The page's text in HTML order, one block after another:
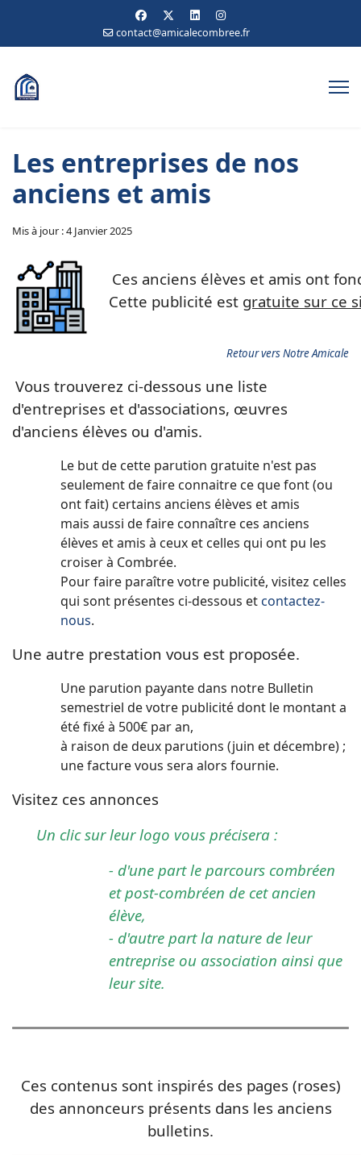
contact@amicalecombree.fr
Les entreprises de nos
anciens et amis
Mis à jour : 4 Janvier 2025
Ces anciens élèves et amis ont
Cette publicité est gratuite sur ce
Retour vers Notre Amicale​
Vous trouverez ci-dessous une liste
d'entreprises et d'associations, œuvres
d'anciens élèves ou d'amis.
Le but de cette parution gratuite n'est pas
seulement de faire connaitre ce que font (ou
ont fait) certains anciens élèves et amis
mais aussi de faire connaître ces anciens
élèves et amis à ceux et celles qui ont pu les
croiser à Combrée.
Pour faire paraître votre publicité, visitez celles
qui sont présentes ci-dessous etcontactez-
nous.
Une autre prestation vous est proposée.
Une parution payante dans notre Bulletin
semestriel de votre publicité dont le montant a
été fixé à 500€ par an,
à raison de deux parutions (juin et décembre) ;
une facture vous sera alors fournie.
Visitez ces annonces
Un clic sur leur logo vous précisera :
- d'une part le parcours combréen
et post-combréen de cet ancien
élève,
- d'autre part la nature de leur
entreprise ou association ainsi que
leur site.
Ces contenus sont inspirés des pages (roses)
des annonceurs présents dans les anciens
bulletins.